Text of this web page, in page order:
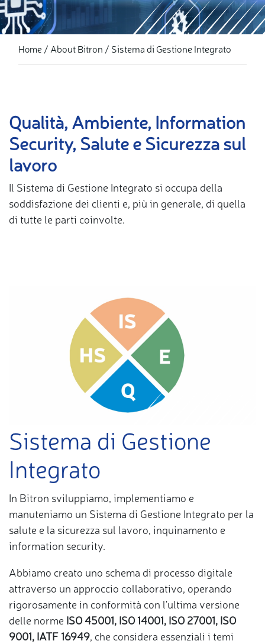
Home About Bitron Sistema di Gestione Integrato
Qualità, Ambiente, Information
Security, Salute e Sicurezza sul
lavoro
Il Sistema di Gestione Integrato si occupa della
soddisfazione dei clienti e, più in generale, di quella
di tutte le parti coinvolte.
Sistema di Gestione
Integrato
In Bitron sviluppiamo, implementiamo e
manuteniamo un Sistema di Gestione Integrato per la
salute e la sicurezza sul lavoro, inquinamento e
information security.
Abbiamo creato uno schema di processo digitale
attraverso un approccio collaborativo, operando
rigorosamente in conformità con l'ultima versione
delle norme ISO 45001, ISO 14001, ISO 27001, ISO
9001, IATF 16949, che considera essenziali i temi